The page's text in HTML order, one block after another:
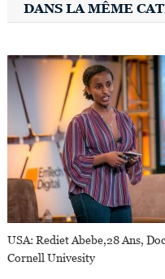
DANS LA MÊME
USA: Rediet Abebe,28 Ans,
Cornell Univesity